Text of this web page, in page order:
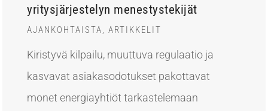
yritysjärjestelyn menestystekijät
AJANKOHTAISTA,ARTIKKELIT
Kiristyvä kilpailu, muuttuva regulaatio ja
kasvavat asiakasodotukset pakottavat
monet energiayhtiöt tarkastelemaan